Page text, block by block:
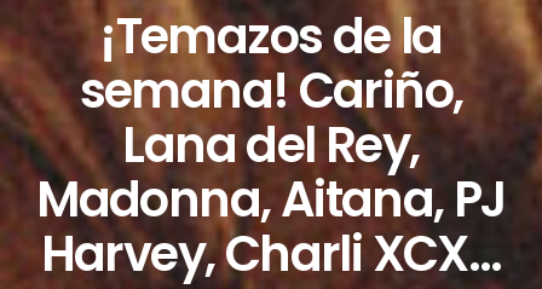
¡Temazos de la
semana! Cariño,
Lana del Rey,
Madonna, Aitana, PJ
Harvey, Charli XCX…